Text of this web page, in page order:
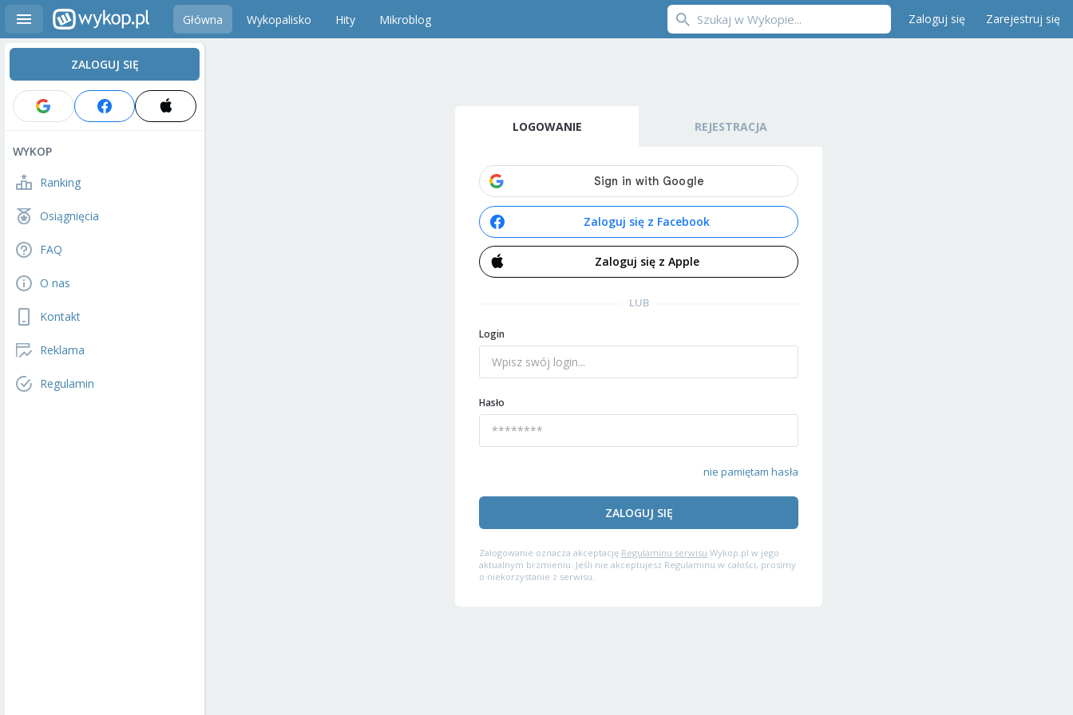
Główna Wykopalisko Hity Mikroblog Zaloguj się Zarejestruj się
ZALOGUJ SIĘ
WYKOP
Ranking
Osiągnięcia
FAQ
O nas
Kontakt
Reklama
Regulamin
LOGOWANIE REJESTRACJA
Zaloguj się z Facebook
Zaloguj się z Apple
LUB
Login
Hasło
nie pamiętam hasła
ZALOGUJ SIĘ
Zalogowanie oznacza akceptację Regulaminu serwisu Wykop.pl w jego
aktualnym brzmieniu. Jeśli nie akceptujesz Regulaminu w całości, prosimy
o niekorzystanie z serwisu.